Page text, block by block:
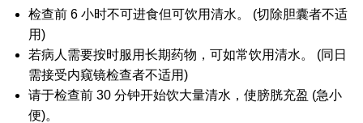
检查前 6 小时不可进食但可饮用清水。 (切除胆囊者不适
用)
若病人需要按时服用长期药物，可如常饮用清水。 (同日
需接受内窥镜检查者不适用)
请于检查前 30 分钟开始饮大量清水，使膀胱充盈 (急小
便)。